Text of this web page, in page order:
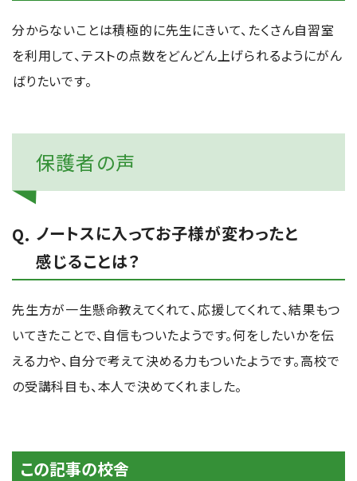
分からないことは積極的に先生にきいて、たくさん自習室
を利用して、テストの点数をどんどん上げられるようにがん
ばりたいです。
保護者の声
ノートスに入ってお子様が変わったと
感じることは？
先生方が一生懸命教えてくれて、応援してくれて、結果もつ
いてきたことで、自信もついたようです。何をしたいかを伝
える力や、自分で考えて決める力もついたようです。高校で
の受講科目も、本人で決めてくれました。
この記事の校舎